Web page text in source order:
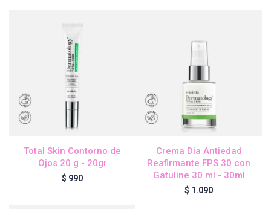
Total Skin Contorno de
Ojos 20 g - 20gr
$ 990
Crema Dia Antiedad
Reafirmante FPS 30 con
Gatuline 30 ml - 30ml
$ 1.090
BC Bonacure - Volume Boost
OSiS+
Oil Ultime